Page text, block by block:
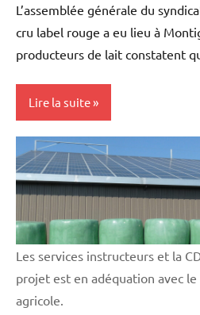
professionnelle
L’assemblée générale du
cru label rouge a eu lieu à
producteurs de lait constatent
Lire la suite
Vie
professionnelle
Les services instructeurs et la
projet est en adéquation avec le
agricole.